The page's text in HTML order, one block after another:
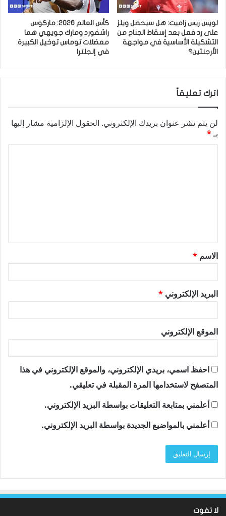
لويس ريس زاميت: هل سيحصل ويلز
على رد فعل بعد إسقاط الجناح من
التشكيلة الأساسية في مواجهة
الأرجنتين؟
كأس العالم 2026: ماركوس
راشفورد ومارك جويهي هما
معضلات توماس توخيل الكبيرة
في إنجلترا
اترك تعليقاً
لن يتم نشر عنوان بريدك الإلكتروني. الحقول الإلزامية مشار إليها
بـ*
ق
*
الاسم *
البريد الإلكتروني *
الموقع الإلكتروني
احفظ اسمي، بريدي الإلكتروني، والموقع الإلكتروني في هذا
المتصفح لاستخدامها المرة المقبلة في تعليقي.
أعلمني بمتابعة التعليقات بواسطة البريد الإلكتروني.
أعلمني بالمواضيع الجديدة بواسطة البريد الإلكتروني.
لا تفوت